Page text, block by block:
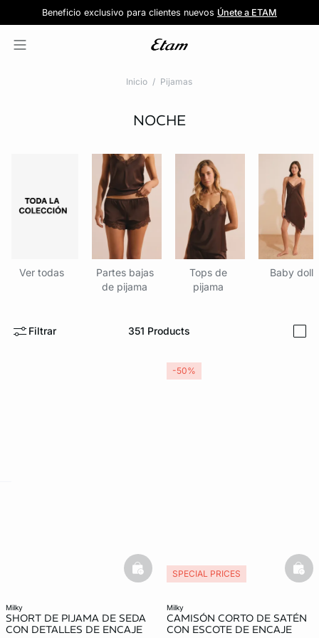
-20% en tu primera orden al iniciar sesión
Beneficio exclusivo para clientes nuevos Únete a ETAM
Forma parte de la familia ETAMy recibe -20% en tu primer pedido
Envío gratisen compras de $1599
Inicio Pijamas
NOCHE
Ver todas
Partes bajas
de pijama
Tops de
pijama
Baby doll
Filtrar 351 Products
milky
SHORT DE PIJAMA DE SEDA
CON DETALLES DE ENCAJE
basketfull
milky
CAMISÓN CORTO DE SATÉN
CON ESCOTE DE ENCAJE
SPECIAL PRICES
-50%